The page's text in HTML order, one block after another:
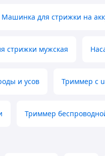
Машинка для стрижки на
стрижки мужская
и усов Триммер с
Триммер